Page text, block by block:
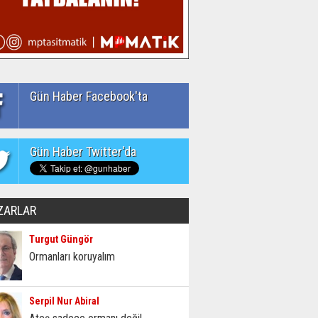
Gün Haber Facebook'ta
Gün Haber Twitter'da
Turgut Güngör
Ormanları koruyalım
Serpil Nur Abiral